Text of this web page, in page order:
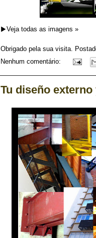
▶️Veja todas as imagens »
Obrigado pela sua visita.
Nenhum comentário:
Tu diseño